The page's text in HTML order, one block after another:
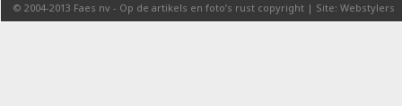
© 2004-2013 Faes nv - Op de artikels en foto’s rust copyright | Site: Webstylers